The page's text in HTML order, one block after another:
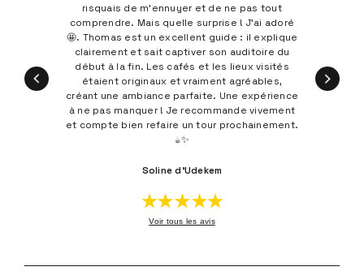
expert du café. Le tour permet de découvrir
des stops proposant du café de qualité tout
en apprenant comment sélectionner des
grains de qualité. Pas besoin d’être expert,
juste curieux et prêt à faire des découvertes
😊
Maxime Lvll